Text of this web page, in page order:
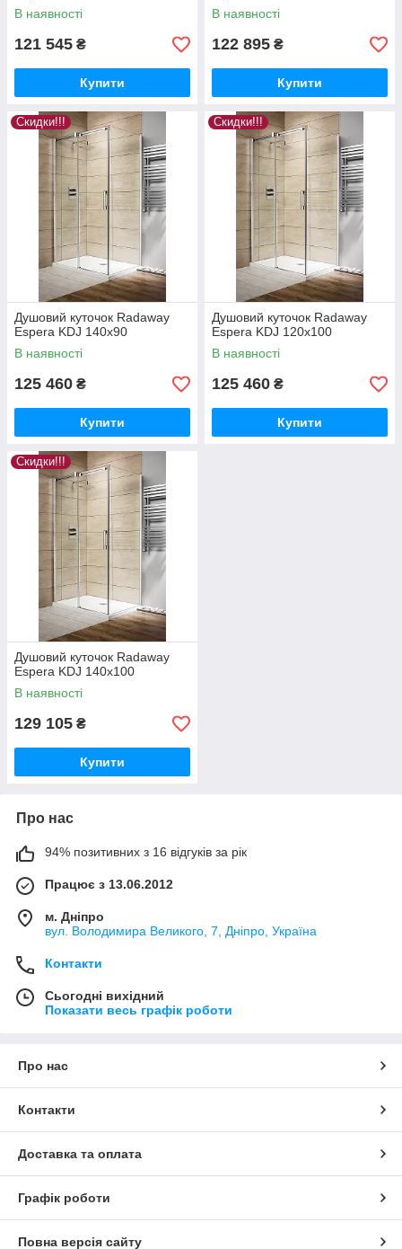
В наявності
121 545 ₴
Купити
В наявності
122 895 ₴
Купити
Скидки!!!
Душовий куточок Radaway
Espera KDJ 140x90
В наявності
125 460 ₴
Купити
Скидки!!!
Душовий куточок Radaway
Espera KDJ 120x100
В наявності
125 460 ₴
Купити
Скидки!!!
Душовий куточок Radaway
Espera KDJ 140x100
В наявності
129 105 ₴
Купити
Про нас
94% позитивних з 16 відгуків за рік
Працює з 13.06.2012
м. Дніпро
вул. Володимира Великого, 7, Дніпро, Україна
Контакти
Сьогодні вихідний
Показати весь графік роботи
Про нас
Контакти
Доставка та оплата
Графік роботи
Повна версія сайту